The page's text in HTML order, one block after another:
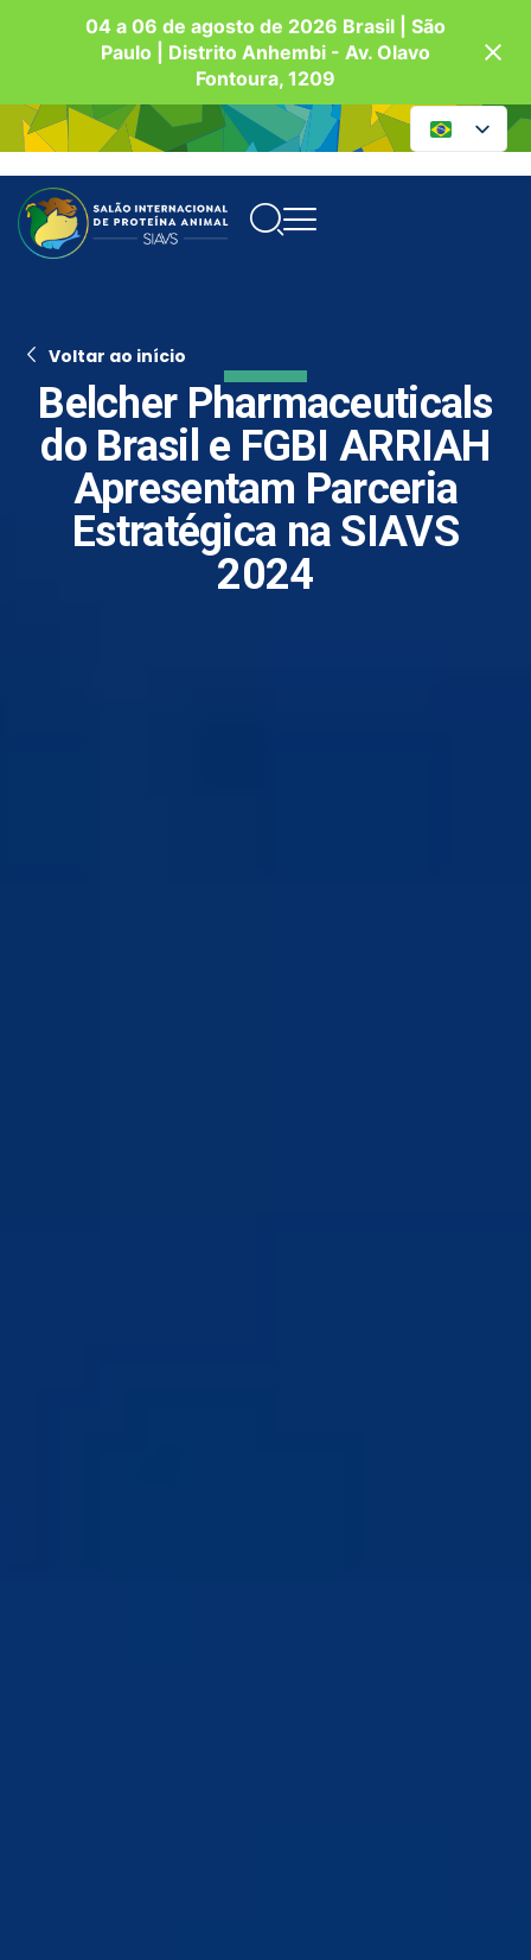
04 a 06 de agosto de 2026 Brasil | São
Paulo | Distrito Anhembi - Av. Olavo
Fontoura, 1209
Voltar ao início
Belcher Pharmaceuticals
do Brasil e FGBI ARRIAH
Apresentam Parceria
Estratégica na SIAVS
2024